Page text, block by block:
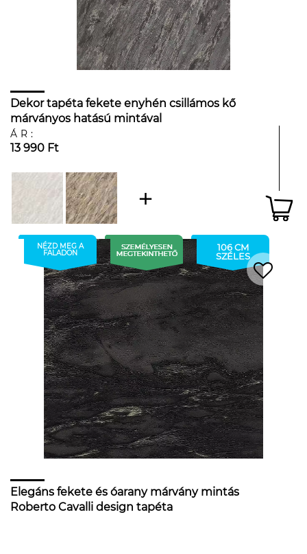
Dekor tapéta fekete enyhén csillámos kő
márványos hatású mintával
ÁR:
13 990 Ft
NÉZD MEG A
FALADON
106 CM
SZÉLES
Elegáns fekete és óarany márvány mintás
Roberto Cavalli design tapéta